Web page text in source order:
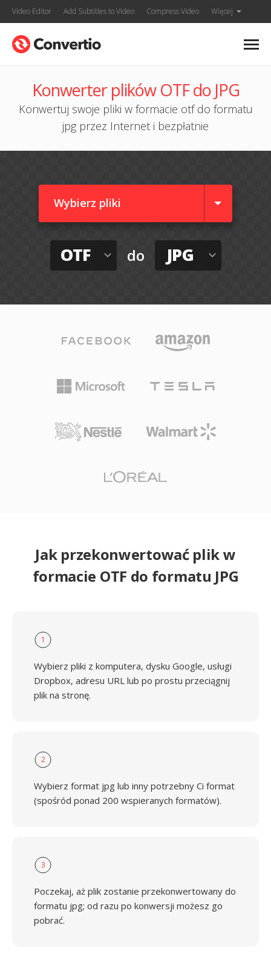
Video Editor Add Subtitles to Video Compress Video Więcej
Konwerter plików OTF do JPG
Konwertuj swoje pliki w formacie otf do formatu
jpg przez Internet i bezpłatnie
Wybierz pliki
OTF do JPG
Jak przekonwertować plik w
formacie OTF do formatu JPG
1
Wybierz pliki z komputera, dysku Google, usługi
Dropbox, adresu URL lub po prostu przeciągnij
plik na stronę.
2
Wybierz format jpg lub inny potrzebny Ci format
(spośród ponad 200 wspieranych formatów).
3
Poczekaj, aż plik zostanie przekonwertowany do
formatu jpg; od razu po konwersji możesz go
pobrać.